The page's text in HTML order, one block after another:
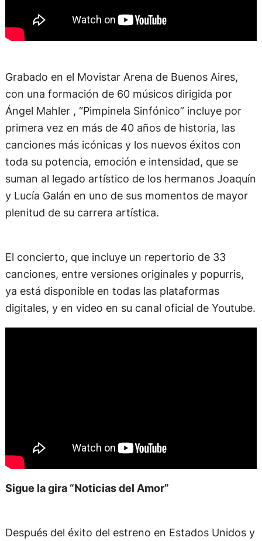
Grabado en el Movistar Arena de Buenos Aires,
con una formación de 60 músicos dirigida por
Ángel Mahler , “Pimpinela Sinfónico” incluye por
primera vez en más de 40 años de historia, las
canciones más icónicas y los nuevos éxitos con
toda su potencia, emoción e intensidad, que se
suman al legado artístico de los hermanos Joaquín
y Lucía Galán en uno de sus momentos de mayor
plenitud de su carrera artística.
El concierto, que incluye un repertorio de 33
canciones, entre versiones originales y popurris,
ya está disponible en todas las plataformas
digitales, y en video en su canal oficial de Youtube.
Sigue la gira “Noticias del Amor”
Después del éxito del estreno en Estados Unidos y